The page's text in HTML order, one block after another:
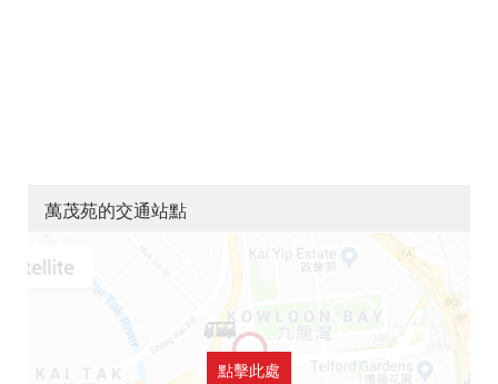
萬茂苑的交通站點
點擊此處